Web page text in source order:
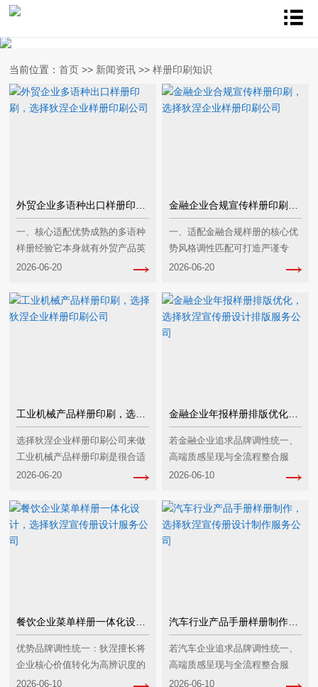
当前位置： 首页 >> 新闻资讯 >> 样册印刷知识
一、核心适配优势成熟的多语种
样册经验它本身就有外贸产品英
文样本画册的设计印刷成熟案
规范、海外市场的视觉审美偏
好，避免多语种内容排版错···
2026-06-20
一、适配金融合规样册的核心优
势风格调性匹配可打造严谨专
业、兼具合规属性的视觉风格，
特质，避免设计风格跳脱不符合
行业规范。全链路成熟服···
2026-06-20
工业机械产品样册印刷，选择狄涅企业样册印刷公司
选择狄涅企业样册印刷公司来做
工业机械产品样册印刷是很合适
的，它在该领域有成熟的服务能
势风格精准适配它熟悉工业领域
的设计调性，可打造出···
2026-06-20
若金融企业追求‌品牌调性统一、
高端质感呈现与全流程整合服
务‌，且预算充足，狄涅宣传册设
择，但需谨慎评估其‌行业适配
性、性价比及响应速···
2026-06-10
餐饮企业菜单样册一体化设计，选择狄涅宣传册设计服务公司‌
优势品牌调性统一‌：狄涅擅长将
企业核心价值转化为高辨识度的
视觉载体，确保菜单样册从封面
2026-06-10
汽车行业产品手册样册制作‌，选择狄涅宣传册设计制作服务公司‌
若汽车企业追求‌品牌调性统一、
高端质感呈现与全流程整合服
务‌，且预算充足，狄涅宣传册设
2026-06-10